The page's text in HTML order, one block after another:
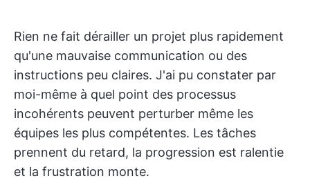
Rien ne fait dérailler un projet plus rapidement
qu'une mauvaise communication ou des
instructions peu claires. J'ai pu constater par
moi-même à quel point des processus
incohérents peuvent perturber même les
équipes les plus compétentes. Les tâches
prennent du retard, la progression est ralentie
et la frustration monte.